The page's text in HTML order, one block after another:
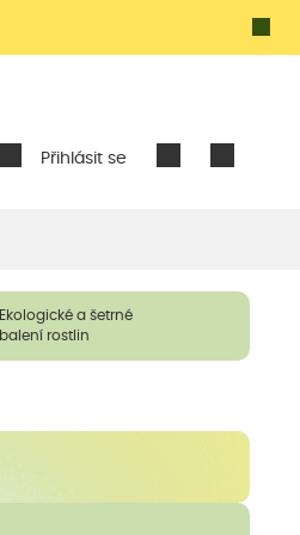
Přihlásit se
Ekologické a šetrné
balení rostlin